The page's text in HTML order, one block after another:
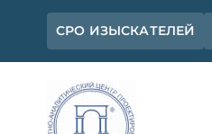
Перейти
содержимому
СРО ИЗЫСКАТЕЛЕЙ